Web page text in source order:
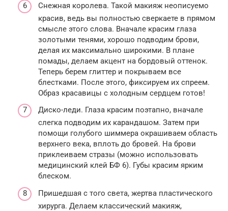
Снежная королева. Такой макияж неописуемо
красив, ведь вы полностью сверкаете в прямом
смысле этого слова. Вначале красим глаза
золотыми тенями, хорошо подводим брови,
делая их максимально широкими. В плане
помады, делаем акцент на бордовый оттенок.
Теперь берем глиттер и покрываем все
блестками. После этого, фиксируем их спреем.
Образ красавицы с холодным сердцем готов!
Диско-леди. Глаза красим поэтапно, вначале
слегка подводим их карандашом. Затем при
помощи голубого шиммера окрашиваем область
верхнего века, вплоть до бровей. На брови
приклеиваем стразы (можно использовать
медицинский клей БФ 6). Губы красим ярким
блеском.
Пришедшая с того света, жертва пластического
хирурга. Делаем классический макияж,